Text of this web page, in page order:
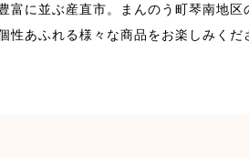
富に並ぶ産直市。まんのう町琴南地
性あふれる様々な商品をお楽しみくだ